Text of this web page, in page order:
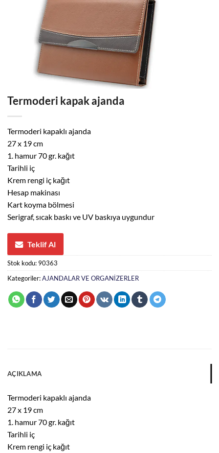
Termoderi kapak ajanda
Termoderi kapaklı ajanda
27 x 19 cm
1. hamur 70 gr. kağıt
Tarihli iç
Krem rengi iç kağıt
Hesap makinası
Kart koyma bölmesi
Serigraf, sıcak baskı ve UV baskıya uygundur
Teklif Al
Stok kodu: 90363
Kategoriler:AJANDALAR VE ORGANİZERLER
AÇIKLAMA
Termoderi kapaklı ajanda
27 x 19 cm
1. hamur 70 gr. kağıt
Tarihli iç
Krem rengi iç kağıt